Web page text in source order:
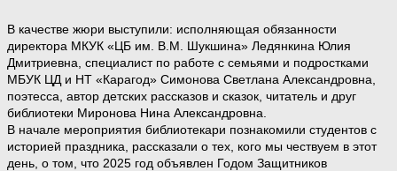
В качестве жюри выступили: исполняющая обязанности
директора МКУК «ЦБ им. В.М. Шукшина» Ледянкина Юлия
Дмитриевна, специалист по работе с семьями и подростками
МБУК ЦД и НТ «Карагод» Симонова Светлана Александровна,
поэтесса, автор детских рассказов и сказок, читатель и друг
библиотеки Миронова Нина Александровна.
В начале мероприятия библиотекари познакомили студентов с
историей праздника, рассказали о тех, кого мы чествуем в этот
день, о том, что 2025 год объявлен Годом Защитников